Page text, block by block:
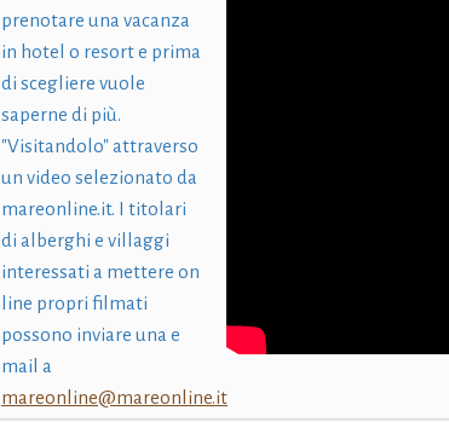
prenotare una vacanza
in hotel o resort e prima
di scegliere vuole
saperne di più.
"Visitandolo" attraverso
un video selezionato da
mareonline.it. I titolari
di alberghi e villaggi
interessati a mettere on
line propri filmati
possono inviare una e
mail a
mareonline@mareonline.it